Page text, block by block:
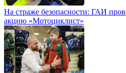
На страже безопасности: ГАИ
акцию «Мотоциклист»